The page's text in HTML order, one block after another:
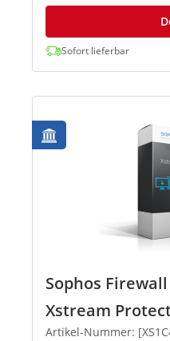
Sofort lieferbar
Sophos
Xstream
Artikel-Nummer: